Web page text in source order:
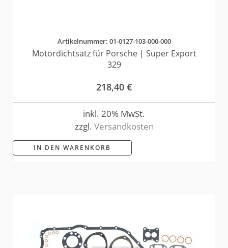
Artikelnummer: 01-0127-103-000-000
Motordichtsatz für Porsche | Super Export
329
218,40 €
inkl. 20% MwSt.
zzgl. Versandkosten
IN DEN WARENKORB